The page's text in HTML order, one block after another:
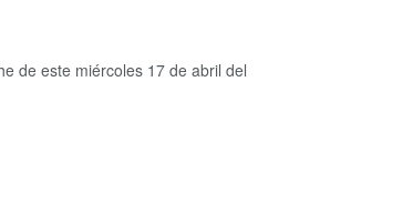
de este miércoles 17 de abril del